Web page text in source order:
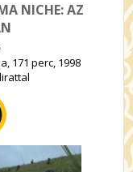
NICHE: AZ
171 perc, 1998